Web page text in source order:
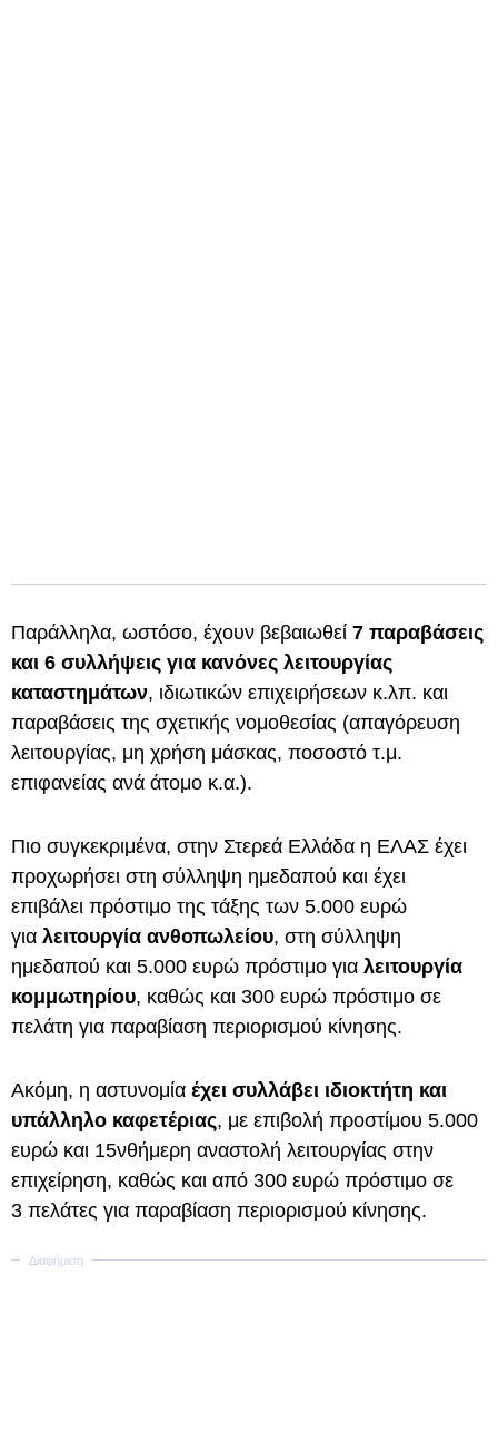
Παράλληλα, ωστόσο, έχουν βεβαιωθεί 7 παραβάσεις
και 6 συλλήψεις για κανόνες λειτουργίας
καταστημάτων, ιδιωτικών επιχειρήσεων κ.λπ. και
παραβάσεις της σχετικής νομοθεσίας (απαγόρευση
λειτουργίας, μη χρήση μάσκας, ποσοστό τ.μ.
επιφανείας ανά άτομο κ.α.).
Πιο συγκεκριμένα, στην Στερεά Ελλάδα η ΕΛΑΣ έχει
προχωρήσει στη σύλληψη ημεδαπού και έχει
επιβάλει πρόστιμο της τάξης των 5.000 ευρώ
για λειτουργία ανθοπωλείου, στη σύλληψη
ημεδαπού και 5.000 ευρώ πρόστιμο για λειτουργία
κομμωτηρίου, καθώς και 300 ευρώ πρόστιμο σε
πελάτη για παραβίαση περιορισμού κίνησης.
Ακόμη, η αστυνομία έχει συλλάβει ιδιοκτήτη και
υπάλληλο καφετέριας, με επιβολή προστίμου 5.000
ευρώ και 15νθήμερη αναστολή λειτουργίας στην
επιχείρηση, καθώς και από 300 ευρώ πρόστιμο σε
3 πελάτες για παραβίαση περιορισμού κίνησης.